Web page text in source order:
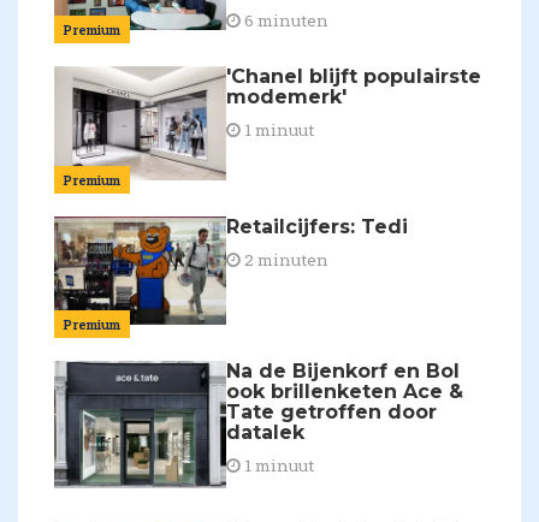
Premium 6 minuten
Premium
'Chanel blijft populairste
modemerk'
1 minuut
Premium
Retailcijfers: Tedi
2 minuten
Na de Bijenkorf en Bol
ook brillenketen Ace &
Tate getroffen door
datalek
1 minuut